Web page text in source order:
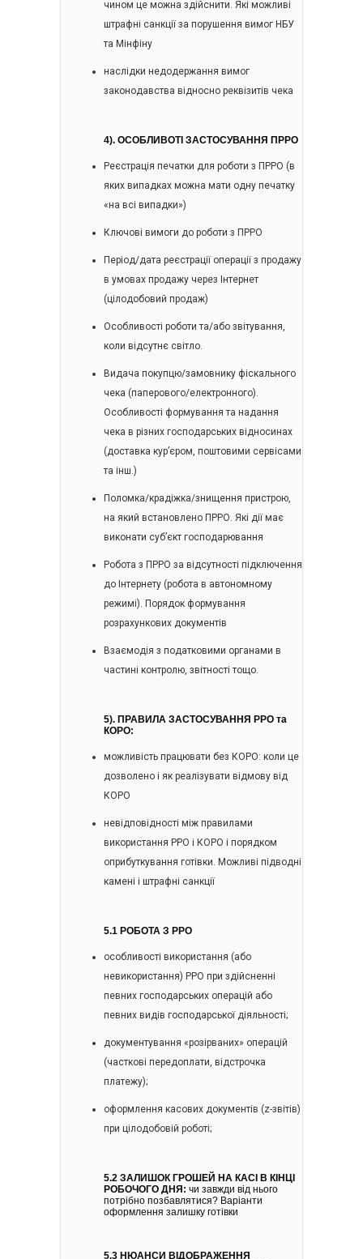
чином це можна здійснити. Які можливі
штрафні санкції за порушення вимог НБУ
та Мінфіну
наслідки недодержання вимог
законодавства відносно реквізитів чека
4). ОСОБЛИВОТІ ЗАСТОСУВАННЯ ПРРО
Реєстрація печатки для роботи з ПРРО (в
яких випадках можна мати одну печатку
«на всі випадки»)
Ключові вимоги до роботи з ПРРO
Період/дата реєстрації операції з продажу
в умовах продажу через Інтернет
(цілодобовий продаж)
Особливості роботи та/або звітування,
коли відсутнє світло.
Видача покупцю/замовнику фіскального
чека (паперового/електронного).
Особливості формування та надання
чека в різних господарських відносинах
(доставка кур’єром, поштовими сервісами
та інш.)
Поломка/крадіжка/знищення пристрою,
на який встановлено ПРРО. Які дії має
виконати суб’єкт господарювання
Робота з ПРРО за відсутності підключення
до Інтернету (робота в автономному
режимі). Порядок формування
розрахункових документів
Взаємодія з податковими органами в
частині контролю, звітності тощо.
5). ПРАВИЛА ЗАСТОСУВАННЯ РРО та
КОРО:
можливість працювати без КОРО: коли це
дозволено і як реалізувати відмову від
КОРО
невідповідності між правилами
використання РРО і КОРО і порядком
оприбуткування готівки. Можливі підводні
камені і штрафні санкції
5.1 РОБОТА З РРО
особливості використання (або
невикористання) РРО при здійсненні
певних господарських операцій або
певних видів господарської діяльності;
документування «розірваних» операцій
(часткові передоплати, відстрочка
платежу);
оформлення касових документів (z-звітів)
при цілодобовій роботі;
5.2 ЗАЛИШОК ГРОШЕЙ НА КАСІ В КІНЦІ
РОБОЧОГО ДНЯ: чи завжди від нього
потрібно позбавлятися? Варіанти
оформлення залишку готівки
5.3 НЮАНСИ ВІДОБРАЖЕННЯ